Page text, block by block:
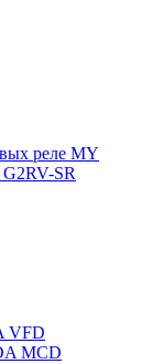
реле MY
SR
VFD
MCD